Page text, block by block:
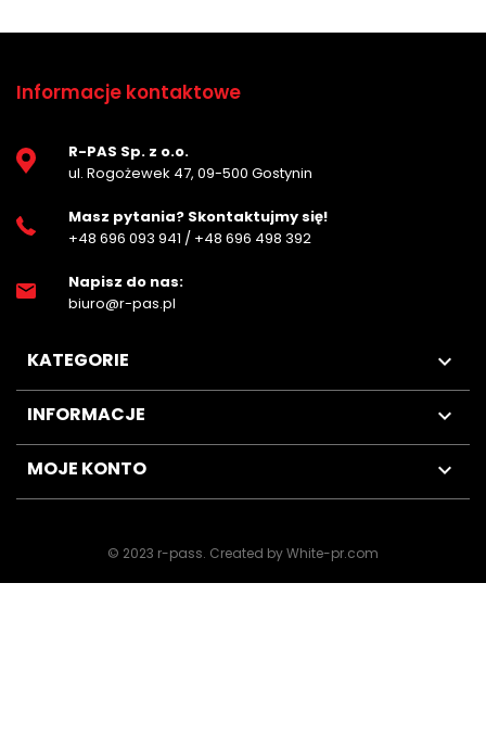
Informacje kontaktowe
R-PAS Sp. z o.o.
ul. Rogożewek 47, 09-500 Gostynin
Masz pytania? Skontaktujmy się!
+48 696 093 941 / +48 696 498 392
Napisz do nas:
biuro@r-pas.pl
KATEGORIE 
INFORMACJE 
MOJE KONTO 
© 2023 r-pass. Created by White-pr.com